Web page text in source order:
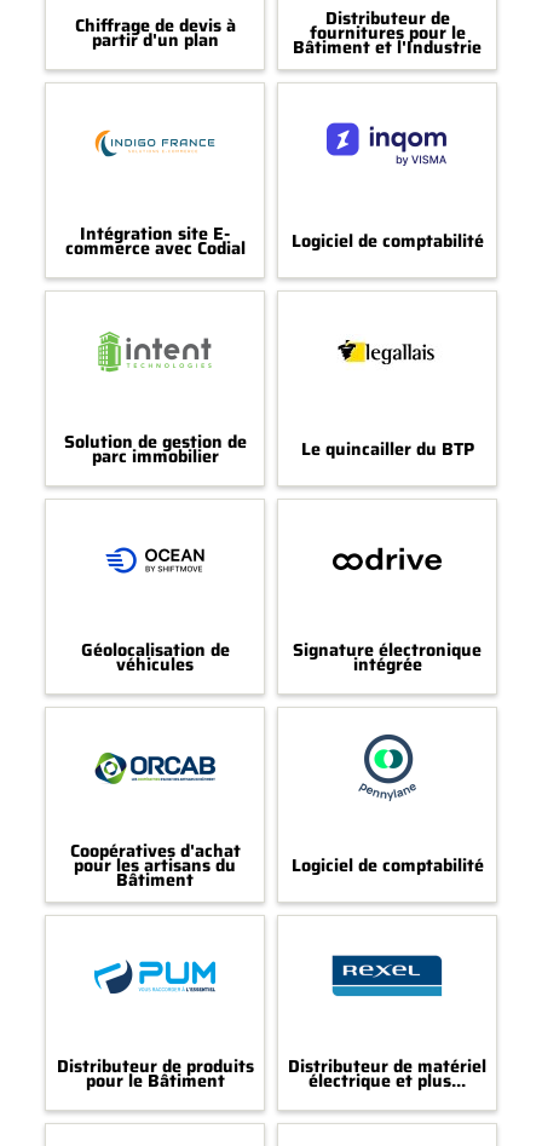
Chiffrage de devis à
partir d'un plan
Distributeur de
fournitures pour le
Bâtiment et l'Industrie
Intégration site E-
commerce avec Codial Logiciel de comptabilité
Solution de gestion de
parc immobilier Le quincailler du BTP
Géolocalisation de
véhicules
Signature électronique
intégrée
Coopératives d'achat
pour les artisans du
Bâtiment
Logiciel de comptabilité
Distributeur de produits
pour le Bâtiment
Distributeur de matériel
électrique et plus...